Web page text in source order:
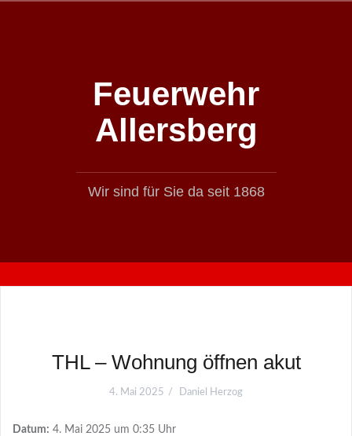
Feuerwehr
Allersberg
Wir sind für Sie da seit 1868
THL – Wohnung öffnen akut
4. Mai 2025 Daniel Herzog
Datum: 4. Mai 2025 um 0:35 Uhr